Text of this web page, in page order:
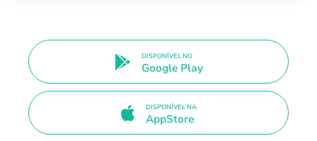
DISPONÍVEL NO
Google Play
DISPONÍVEL NA
AppStore